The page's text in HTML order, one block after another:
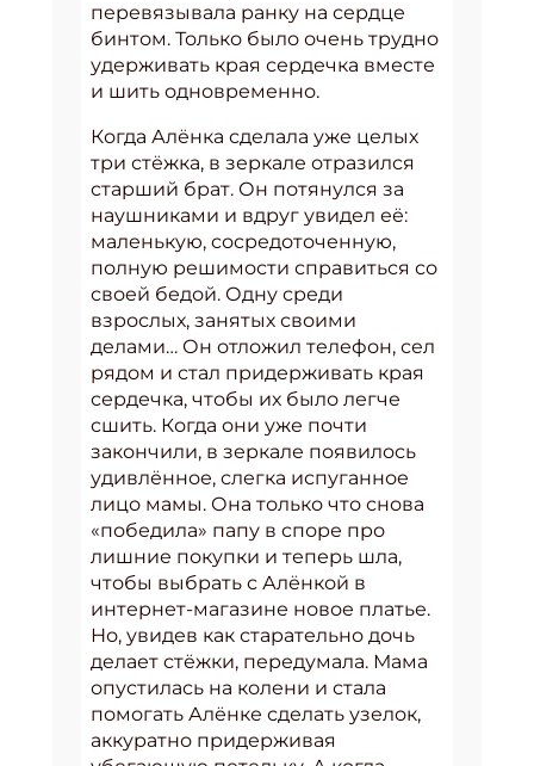
перевязывала ранку на сердце
бинтом. Только было очень трудно
удерживать края сердечка вместе
и шить одновременно.
Когда Алёнка сделала уже целых
три стёжка, в зеркале отразился
старший брат. Он потянулся за
наушниками и вдруг увидел её:
маленькую, сосредоточенную,
полную решимости справиться со
своей бедой. Одну среди
взрослых, занятых своими
делами… Он отложил телефон, сел
рядом и стал придерживать края
сердечка, чтобы их было легче
сшить. Когда они уже почти
закончили, в зеркале появилось
удивлённое, слегка испуганное
лицо мамы. Она только что снова
«победила» папу в споре про
лишние покупки и теперь шла,
чтобы выбрать с Алёнкой в
интернет-магазине новое платье.
Но, увидев как старательно дочь
делает стёжки, передумала. Мама
опустилась на колени и стала
помогать Алёнке сделать узелок,
аккуратно придерживая